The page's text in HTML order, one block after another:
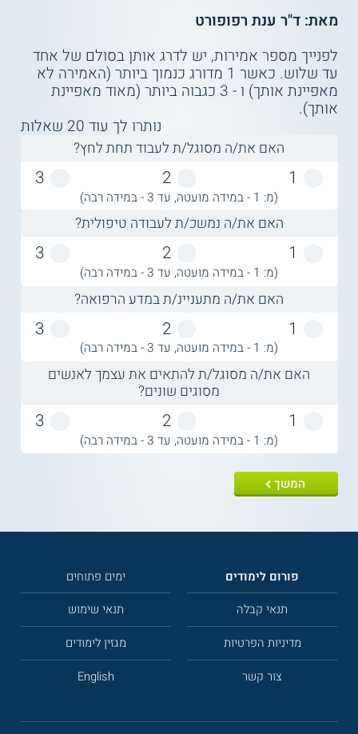
מאת: ד"ר ענת רפופורט
לפנייך מספר אמירות, יש לדרג אותן בסולם של אחד
עד שלוש. כאשר 1 מדורג כנמוך ביותר (האמירה לא
מאפיינת אותך) ו - 3 כגבוה ביותר (מאוד מאפיינת
אותך).
נותרו לך עוד 20 שאלות
האם את/ה מסוגל/ת לעבוד תחת לחץ?
1
2
3
(מ: 1 - במידה מועטה, עד 3 - במידה רבה)
האם את/ה נמשכ/ת לעבודה טיפולית?
1
2
3
(מ: 1 - במידה מועטה, עד 3 - במידה רבה)
האם את/ה מתעניינ/ת במדע הרפואה?
1
2
3
(מ: 1 - במידה מועטה, עד 3 - במידה רבה)
האם את/ה מסוגל/ת להתאים את עצמך לאנשים
מסוגים שונים?
1
2
3
(מ: 1 - במידה מועטה, עד 3 - במידה רבה)
המשך
פורום לימודים
ימים פתוחים
תנאי קבלה
תנאי שימוש
מדיניות הפרטיות
מגזין לימודים
צור קשר
English